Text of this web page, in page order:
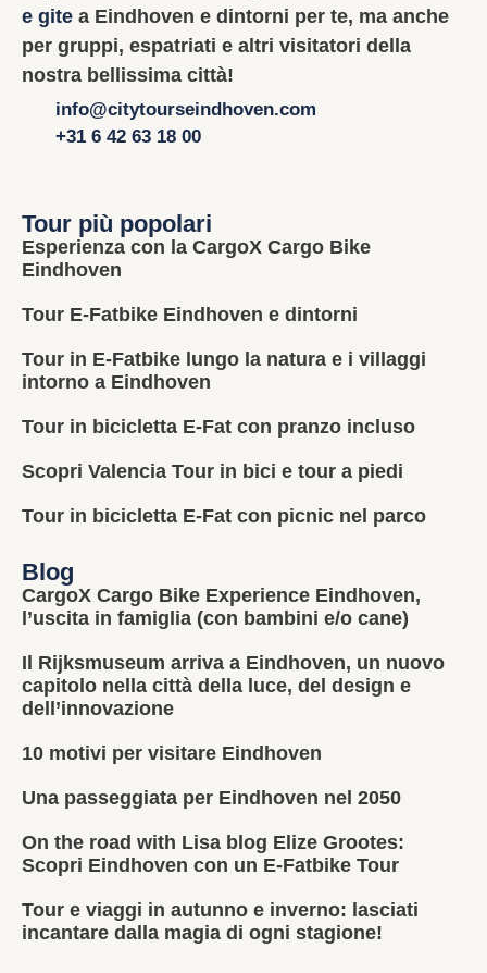
e gite a Eindhoven e dintorni per te, ma anche
per gruppi, espatriati e altri visitatori della
nostra bellissima città!
info@citytourseindhoven.com
+31 6 42 63 18 00
Tour più popolari
Esperienza con la CargoX Cargo Bike
Eindhoven
Tour E-Fatbike Eindhoven e dintorni
Tour in E-Fatbike lungo la natura e i villaggi
intorno a Eindhoven
Tour in bicicletta E-Fat con pranzo incluso
Scopri Valencia Tour in bici e tour a piedi
Tour in bicicletta E-Fat con picnic nel parco
Blog
CargoX Cargo Bike Experience Eindhoven,
l’uscita in famiglia (con bambini e/o cane)
Il Rijksmuseum arriva a Eindhoven, un nuovo
capitolo nella città della luce, del design e
dell’innovazione
10 motivi per visitare Eindhoven
Una passeggiata per Eindhoven nel 2050
On the road with Lisa blog Elize Grootes:
Scopri Eindhoven con un E-Fatbike Tour
Tour e viaggi in autunno e inverno: lasciati
incantare dalla magia di ogni stagione!